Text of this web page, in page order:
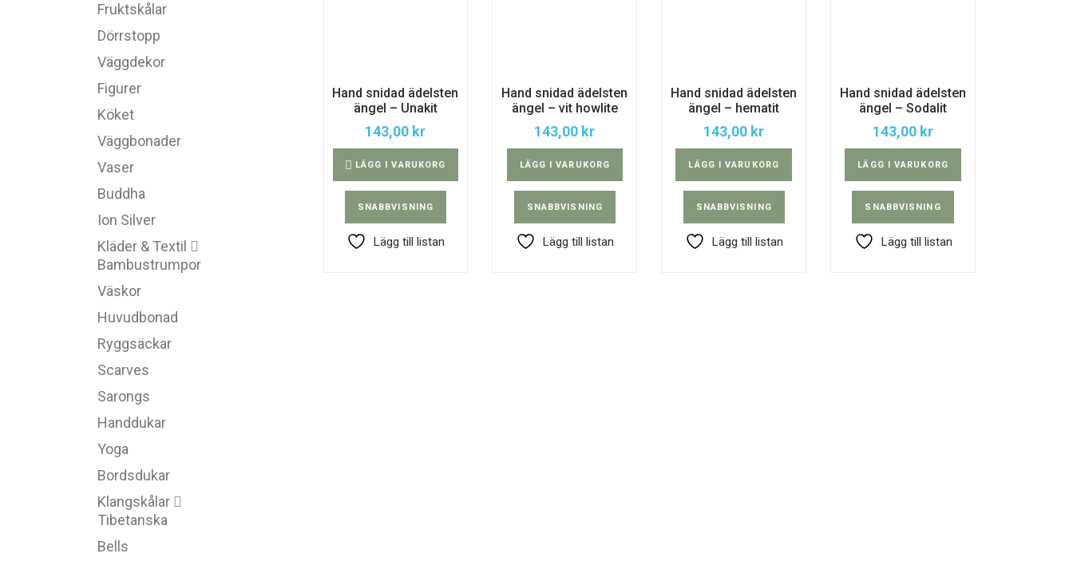
Hand snidad ädelsten
ängel – Unakit
143,00 kr
LÄGG I VARUKORG
SNABBVISNING
Lägg till listan
Hand snidad ädelsten
ängel – vit howlite
143,00 kr
LÄGG I VARUKORG
SNABBVISNING
Lägg till listan
Hand snidad ädelsten
ängel – hematit
143,00 kr
LÄGG I VARUKORG
SNABBVISNING
Lägg till listan
Hand snidad ädelsten
ängel – Sodalit
143,00 kr
LÄGG I VARUKORG
SNABBVISNING
Lägg till listan
Fruktskålar
Dörrstopp
Väggdekor
Figurer
Köket
Väggbonader
Vaser
Buddha
Ion Silver
Kläder & Textil
Bambustrumpor
Väskor
Huvudbonad
Ryggsäckar
Scarves
Sarongs
Handdukar
Yoga
Bordsdukar
Klangskålar
Tibetanska
Bells